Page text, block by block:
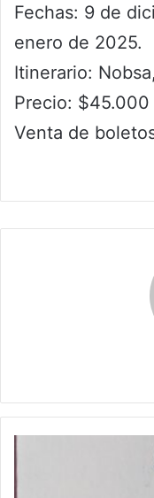
Fechas: 9 de
enero de 2025.
Itinerario:
Precio:
Venta de